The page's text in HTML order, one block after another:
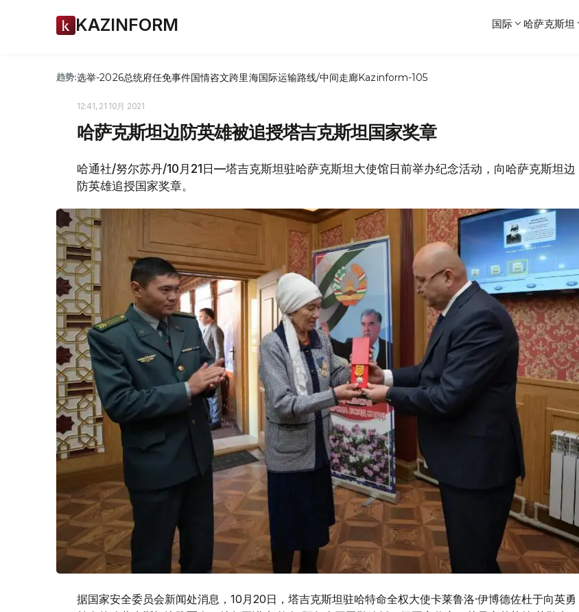
KAZINFORM 国际 哈萨克斯坦
趋势:选举-2026总统府任免事件国情咨文跨里海国际运输路线/中间走廊Kazinform-105
12:41, 21 10月 2021
哈萨克斯坦边防英雄被追授塔吉克斯坦国家奖章
哈通社/努尔苏丹/10月21日—塔吉克斯坦驻哈萨克斯坦大使馆日前举办纪念活动，向哈萨克斯坦边
防英雄追授国家奖章。
据国家安全委员会新闻处消息，10月20日，塔吉克斯坦驻哈特命全权大使卡莱鲁洛·伊博德佐杜于向英勇